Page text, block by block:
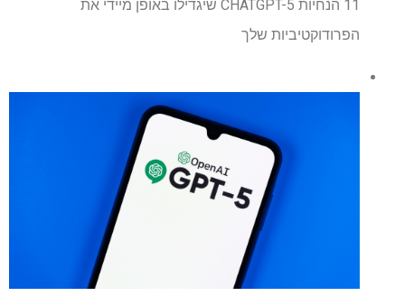
11 הנחיות CHATGPT-5 שיגדילו באופן מיידי את
הפרודוקטיביות שלך